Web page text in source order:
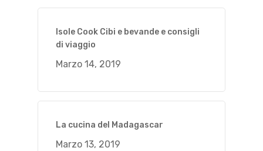
Isole Cook Cibi e bevande e consigli
di viaggio
Marzo 14, 2019
La cucina del Madagascar
Marzo 13, 2019